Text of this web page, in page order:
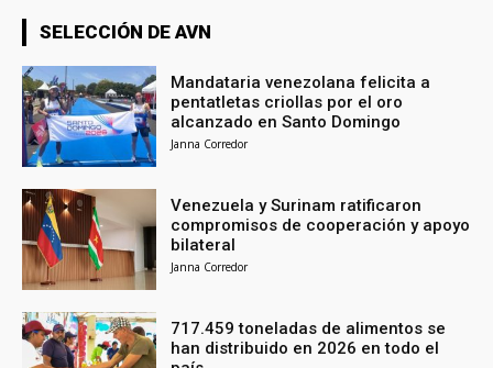
SELECCIÓN DE AVN
Mandataria venezolana felicita a
pentatletas criollas por el oro
alcanzado en Santo Domingo
Janna Corredor
Venezuela y Surinam ratificaron
compromisos de cooperación y apoyo
bilateral
Janna Corredor
717.459 toneladas de alimentos se
han distribuido en 2026 en todo el